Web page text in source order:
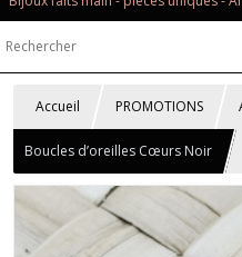
Accueil PROMOTIONS
Boucles d’oreilles Cœurs Noir